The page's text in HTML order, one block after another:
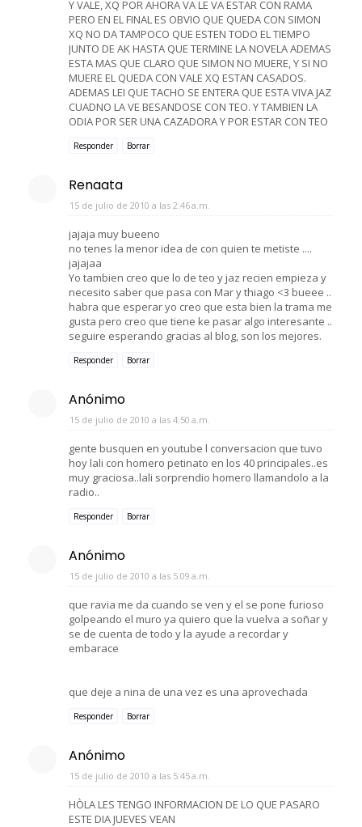
Y VALE, XQ POR AHORA VA LE VA ESTAR CON RAMA
PERO EN EL FINAL ES OBVIO QUE QUEDA CON SIMON
XQ NO DA TAMPOCO QUE ESTEN TODO EL TIEMPO
JUNTO DE AK HASTA QUE TERMINE LA NOVELA ADEMAS
ESTA MAS QUE CLARO QUE SIMON NO MUERE, Y SI NO
MUERE EL QUEDA CON VALE XQ ESTAN CASADOS.
ADEMAS LEI QUE TACHO SE ENTERA QUE ESTA VIVA JAZ
CUADNO LA VE BESANDOSE CON TEO. Y TAMBIEN LA
ODIA POR SER UNA CAZADORA Y POR ESTAR CON TEO
Responder Borrar
Renaata
15 de julio de 2010 a las 2:46 a.m.
jajaja muy bueeno
no tenes la menor idea de con quien te metiste ....
jajajaa
Yo tambien creo que lo de teo y jaz recien empieza y
necesito saber que pasa con Mar y thiago <3 bueee ..
habra que esperar yo creo que esta bien la trama me
gusta pero creo que tiene ke pasar algo interesante ..
seguire esperando gracias al blog, son los mejores.
Responder Borrar
Anónimo
15 de julio de 2010 a las 4:50 a.m.
gente busquen en youtube l conversacion que tuvo
hoy lali con homero petinato en los 40 principales..es
muy graciosa..lali sorprendio homero llamandolo a la
radio..
Responder Borrar
Anónimo
15 de julio de 2010 a las 5:09 a.m.
que ravia me da cuando se ven y el se pone furioso
golpeando el muro ya quiero que la vuelva a soñar y
se de cuenta de todo y la ayude a recordar y
embarace
que deje a nina de una vez es una aprovechada
Responder Borrar
Anónimo
15 de julio de 2010 a las 5:45 a.m.
HÒLA LES TENGO INFORMACION DE LO QUE PASARO
ESTE DIA JUEVES VEAN